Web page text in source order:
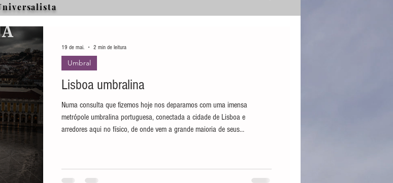
Terapias & Cursos
Cursos Livros
Lisboa umbralina
Numa consulta que fizemos hoje nos deparamos com uma imensa
metrópole umbralina portuguesa, conectada a cidade de Lisboa e
arredores aqui no físico, de onde vem a grande maioria de seus
composta por espíritos condenados por um desses tribunais,
Umbral
19 de mai. 2 min de leitura